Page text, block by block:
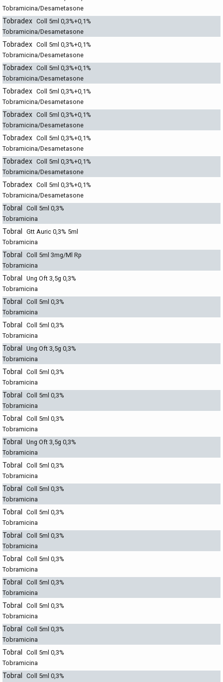
Tobramicina/Desametasone
Tobradex Coll 5ml 0,3%+0,1%
Tobramicina/Desametasone
Tobradex Coll 5ml 0,3%+0,1%
Tobramicina/Desametasone
Tobradex Coll 5ml 0,3%+0,1%
Tobramicina/Desametasone
Tobradex Coll 5ml 0,3%+0,1%
Tobramicina/Desametasone
Tobradex Coll 5ml 0,3%+0,1%
Tobramicina/Desametasone
Tobradex Coll 5ml 0,3%+0,1%
Tobramicina/Desametasone
Tobradex Coll 5ml 0,3%+0,1%
Tobramicina/Desametasone
Tobradex Coll 5ml 0,3%+0,1%
Tobramicina/Desametasone
Tobral
Coll 5ml 0,3%
Tobramicina
Tobral
Gtt Auric 0,3% 5ml
Tobramicina
Tobral
Coll 5ml 3mg/Ml Rp
Tobramicina
Tobral
Ung Oft 3,5g 0,3%
Tobramicina
Tobral
Coll 5ml 0,3%
Tobramicina
Tobral
Coll 5ml 0,3%
Tobramicina
Tobral
Ung Oft 3,5g 0,3%
Tobramicina
Tobral
Coll 5ml 0,3%
Tobramicina
Tobral
Coll 5ml 0,3%
Tobramicina
Tobral
Coll 5ml 0,3%
Tobramicina
Tobral
Ung Oft 3,5g 0,3%
Tobramicina
Tobral
Coll 5ml 0,3%
Tobramicina
Tobral
Coll 5ml 0,3%
Tobramicina
Tobral
Coll 5ml 0,3%
Tobramicina
Tobral
Coll 5ml 0,3%
Tobramicina
Tobral
Coll 5ml 0,3%
Tobramicina
Tobral
Coll 5ml 0,3%
Tobramicina
Tobral
Coll 5ml 0,3%
Tobramicina
Tobral
Coll 5ml 0,3%
Tobramicina
Tobral
Coll 5ml 0,3%
Tobramicina
Tobral
Coll 5ml 0,3%